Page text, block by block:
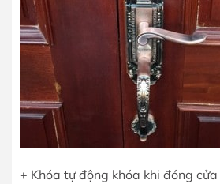
+ Khóa tự động khóa khi đóng